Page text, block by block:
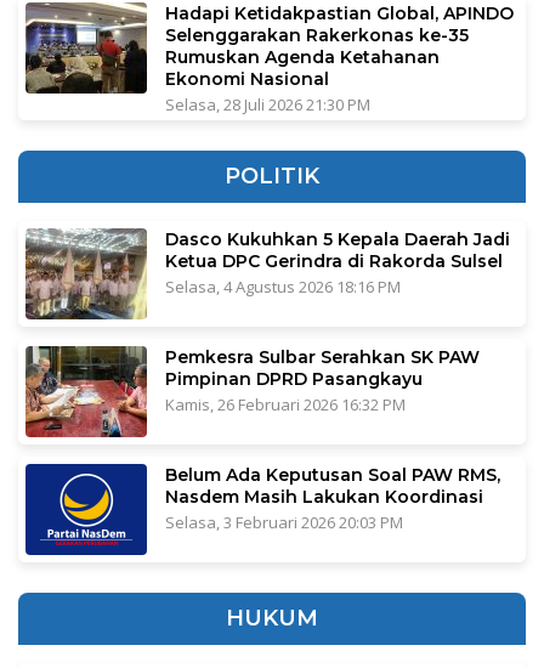
Hadapi Ketidakpastian Global, APINDO
Selenggarakan Rakerkonas ke-35
Rumuskan Agenda Ketahanan
Ekonomi Nasional
Selasa, 28 Juli 2026 21:30 PM
POLITIK
Dasco Kukuhkan 5 Kepala Daerah Jadi
Ketua DPC Gerindra di Rakorda Sulsel
Selasa, 4 Agustus 2026 18:16 PM
Pemkesra Sulbar Serahkan SK PAW
Pimpinan DPRD Pasangkayu
Kamis, 26 Februari 2026 16:32 PM
Belum Ada Keputusan Soal PAW RMS,
Nasdem Masih Lakukan Koordinasi
Selasa, 3 Februari 2026 20:03 PM
HUKUM